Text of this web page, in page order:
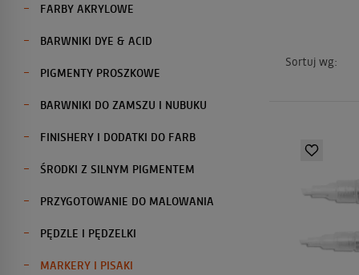
Sortuj wg:
FARBY AKRYLOWE
BARWNIKI DYE & ACID
PIGMENTY PROSZKOWE
BARWNIKI DO ZAMSZU I NUBUKU
FINISHERY I DODATKI DO FARB
ŚRODKI Z SILNYM PIGMENTEM
PRZYGOTOWANIE DO MALOWANIA
PĘDZLE I PĘDZELKI
MARKERY I PISAKI